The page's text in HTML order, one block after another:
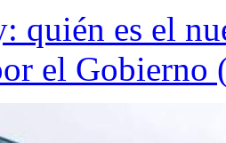
quién es el
el Gobierno